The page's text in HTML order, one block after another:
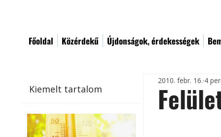
Főoldal Közérdekű Újdonságok, érdekességek
Kiemelt tartalom
2010. febr. 16. 4